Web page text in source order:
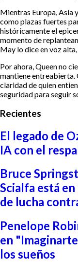
Mientras Europa, Asia
como plazas fuertes
históricamente el
momento de
May lo dice en voz
Por ahora, Queen no
mantiene entreabierta.
claridad de quien
seguridad para seguir
Recientes
El legado de
IA con el
Bruce
Scialfa está
de lucha
Penelope
en
los sueños